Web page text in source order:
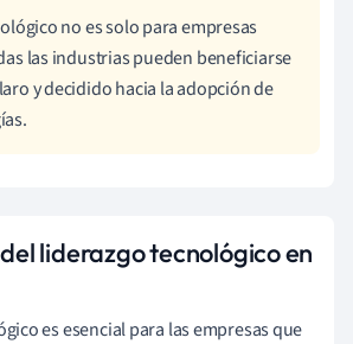
no es solo para empresas
las industrias pueden beneficiarse
y decidido hacia la adopción de
liderazgo tecnológico en
es esencial para las empresas que